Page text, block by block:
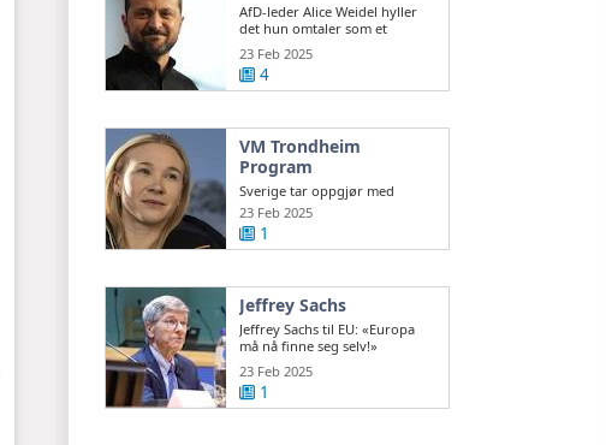
AfD-leder Alice Weidel hyller
det hun omtaler som et
historisk valg ...
23 Feb 2025
4
VM Trondheim
Program
Sverige tar oppgjør med
nordmenn før Ski-VM
23 Feb 2025
1
Jeffrey Sachs
Jeffrey Sachs til EU: «Europa
må nå finne seg selv!»
steigan.no
23 Feb 2025
1